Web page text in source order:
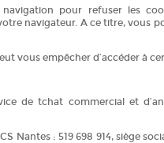
pour refuser les
navigateur. A ce titre, vous
vous empêcher d’accéder à
de tchat commercial et
Nantes : 519 698 914, siège